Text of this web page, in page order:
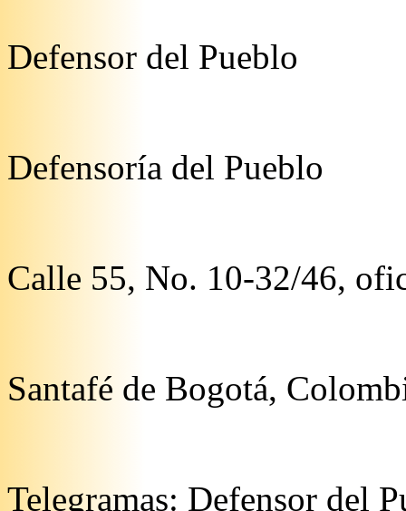
Defensor del Pueblo
Defensoría del Pueblo
Calle 55, No. 10-32/46,
Santafé de Bogotá,
Telegramas: Defensor del